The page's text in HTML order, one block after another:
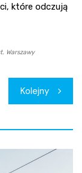
które odczują
Warszawy
Kolejny